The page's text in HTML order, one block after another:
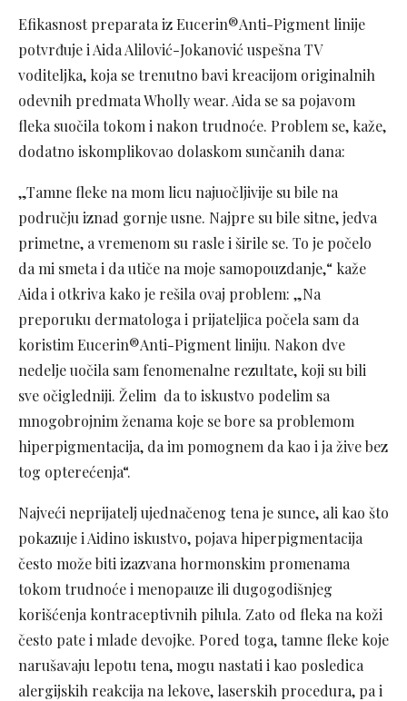
Efikasnost preparata iz Eucerin®Anti-Pigment linije
potvrđuje i Aida Alilović-Jokanović uspešna TV
voditeljka, koja se trenutno bavi kreacijom originalnih
odevnih predmata Wholly wear. Aida se sa pojavom
fleka suočila tokom i nakon trudnoće. Problem se, kaže,
dodatno iskomplikovao dolaskom sunčanih dana:
„Tamne fleke na mom licu najuočljivije su bile na
području iznad gornje usne. Najpre su bile sitne, jedva
primetne, a vremenom su rasle i širile se. To je počelo
da mi smeta i da utiče na moje samopouzdanje,“ kaže
Aida i otkriva kako je rešila ovaj problem: „Na
preporuku dermatologa i prijateljica počela sam da
koristim Eucerin®Anti-Pigment liniju. Nakon dve
nedelje uočila sam fenomenalne rezultate, koji su bili
sve očigledniji. Želim da to iskustvo podelim sa
mnogobrojnim ženama koje se bore sa problemom
hiperpigmentacija, da im pomognem da kao i ja žive bez
tog opterećenja“.
Najveći neprijatelj ujednačenog tena je sunce, ali kao što
pokazuje i Aidino iskustvo, pojava hiperpigmentacija
često može biti izazvana hormonskim promenama
tokom trudnoće i menopauze ili dugogodišnjeg
korišćenja kontraceptivnih pilula. Zato od fleka na koži
često pate i mlade devojke. Pored toga, tamne fleke koje
narušavaju lepotu tena, mogu nastati i kao posledica
alergijskih reakcija na lekove, laserskih procedura, pa i